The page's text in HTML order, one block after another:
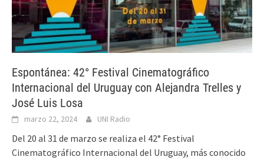
Espontánea: 42° Festival Cinematográfico
Internacional del Uruguay con Alejandra Trelles y
José Luis Losa
marzo 22, 2024 UNI Radio
Del 20 al 31 de marzo se realiza el 42° Festival
Cinematográfico Internacional del Uruguay, más conocido